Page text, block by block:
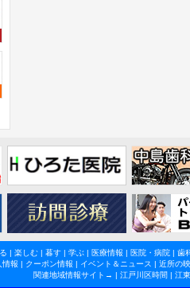
| 楽しむ| 暮す| 学ぶ| 医療情報 | 医院・病院| 歯
情報 | クーポン情報 | イベント＆ニュース | 近所の
関連地域情報サイト→ | 江戸川区時間 | 江